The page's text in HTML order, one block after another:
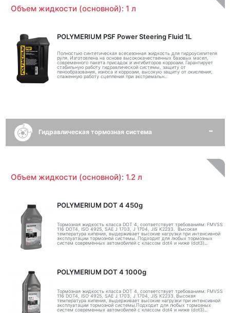
Объем жидкости (основной): 1 л
POLYMERIUM PSF Power Steering Fluid 1L
Полностью синтетическая всесезонная жидкость для гидроусилителя
руля. Изготовлена на основе высококачественных базовых масел,
современного пакета присадок и ингибиторов коррозии. Гарантирует
стабильную работу гидравлической системы, защиту от
пенообразования, износа и коррозии, высокую защиту от окисления,
слаженную работу сцепления при экстремальн..
Гидравлическая тормозная система
Объем жидкости (основной): 1.2 л
POLYMERIUM DOT 4 450g
Тормозная жидкость класса DOT 4, соответствует требованиям: FMVSS
116 DOT4, ISO 4925, SAE J 1703, J 1704, JIS K2233. Высокая
температура кипения, выдерживает высокие нагрузки при интенсивной
эксплуатации тормозной системы. Подходит для любых тормозных
систем современных автомобилей с классом dot4 и ниже (dot3)...
POLYMERIUM DOT 4 1000g
Тормозная жидкость класса DOT 4, соответствует требованиям: FMVSS
116 DOT4, ISO 4925, SAE J 1703, J 1704, JIS K2233. Высокая
температура кипения, выдерживает высокие нагрузки при интенсивной
эксплуатации тормозной системы.Подходит для любых тормозных
систем современных автомобилей с классом dot4 и ниже (dot3)...